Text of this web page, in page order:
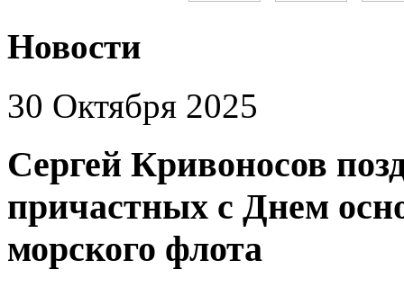
Новости
30 Октября 2025
Сергей Кривоносов
причастных с Днем
морского флота